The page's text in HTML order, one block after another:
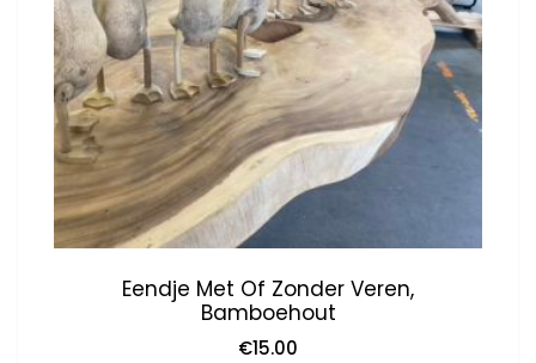
Eendje Met Of Zonder Veren,
Bamboehout
€15.00